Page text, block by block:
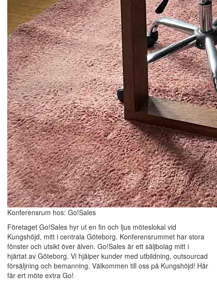
Konferensrum hos: Go!Sales
Företaget Go!Sales hyr ut en fin och ljus möteslokal vid
Kungshöjd, mitt i centrala Göteborg. Konferensrummet har stora
fönster och utsikt över älven. Go!Sales är ett säljbolag mitt i
hjärtat av Göteborg. Vi hjälper kunder med utbildning, outsourcad
försäljning och bemanning. Välkommen till oss på Kungshöjd! Här
får ert möte extra Go!